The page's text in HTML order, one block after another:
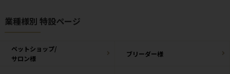
業種様別 特設ページ
ペットショップ/
サロン様
ブリーダー様